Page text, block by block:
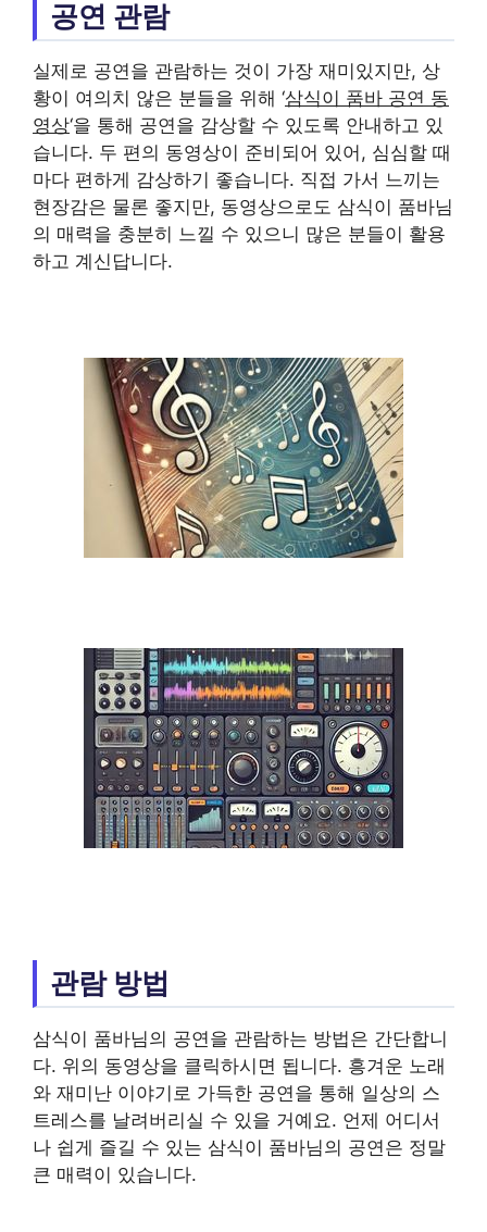
공연 관람
실제로 공연을 관람하는 것이 가장 재미있지만, 상
황이 여의치 않은 분들을 위해 ‘삼식이 품바 공연 동
영상‘을 통해 공연을 감상할 수 있도록 안내하고 있
습니다. 두 편의 동영상이 준비되어 있어, 심심할 때
마다 편하게 감상하기 좋습니다. 직접 가서 느끼는
현장감은 물론 좋지만, 동영상으로도 삼식이 품바님
의 매력을 충분히 느낄 수 있으니 많은 분들이 활용
하고 계신답니다.
관람 방법
삼식이 품바님의 공연을 관람하는 방법은 간단합니
다. 위의 동영상을 클릭하시면 됩니다. 흥겨운 노래
와 재미난 이야기로 가득한 공연을 통해 일상의 스
트레스를 날려버리실 수 있을 거예요. 언제 어디서
나 쉽게 즐길 수 있는 삼식이 품바님의 공연은 정말
큰 매력이 있습니다.